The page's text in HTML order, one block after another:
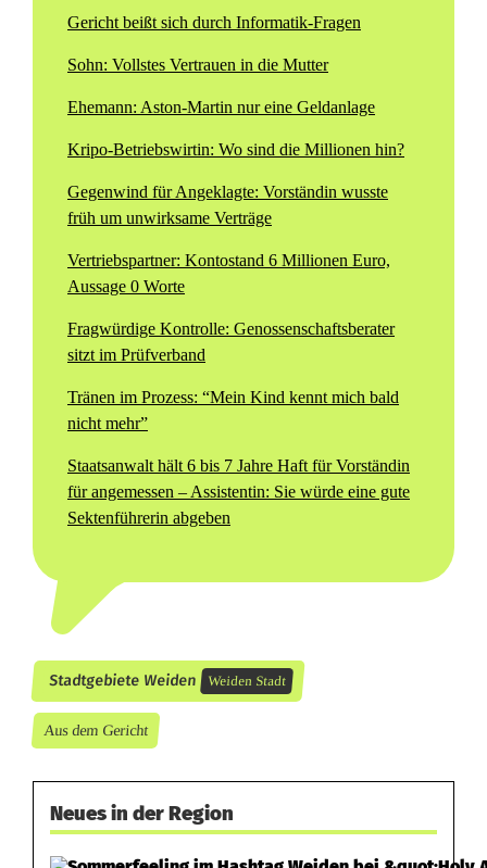
Gericht beißt sich durch Informatik-Fragen
Sohn: Vollstes Vertrauen in die Mutter
Ehemann: Aston-Martin nur eine Geldanlage
Kripo-Betriebswirtin: Wo sind die Millionen hin?
Gegenwind für Angeklagte: Vorständin wusste
früh um unwirksame Verträge
Vertriebspartner: Kontostand 6 Millionen Euro,
Aussage 0 Worte
Fragwürdige Kontrolle: Genossenschaftsberater
sitzt im Prüfverband
Tränen im Prozess: “Mein Kind kennt mich bald
nicht mehr”
Staatsanwalt hält 6 bis 7 Jahre Haft für Vorständin
für angemessen – Assistentin: Sie würde eine gute
Sektenführerin abgeben
Stadtgebiete Weiden Weiden Stadt
Aus dem Gericht
Neues in der Region